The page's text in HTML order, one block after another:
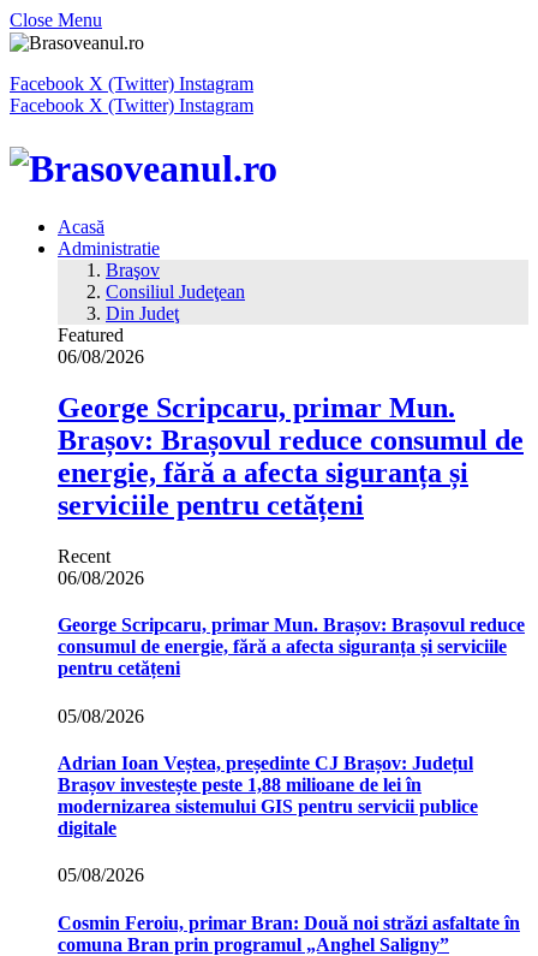
Close Menu
Facebook X (Twitter) Instagram
Facebook X (Twitter) Instagram
Acasă
Administratie
Braşov
Consiliul Judeţean
Din Judeţ
Featured
06/08/2026
George Scripcaru, primar Mun.
Brașov: Brașovul reduce consumul de
energie, fără a afecta siguranța și
serviciile pentru cetățeni
Recent
06/08/2026
George Scripcaru, primar Mun. Brașov: Brașovul reduce
consumul de energie, fără a afecta siguranța și serviciile
pentru cetățeni
05/08/2026
Adrian Ioan Veștea, președinte CJ Brașov: Județul
Brașov investește peste 1,88 milioane de lei în
modernizarea sistemului GIS pentru servicii publice
digitale
05/08/2026
Cosmin Feroiu, primar Bran: Două noi străzi asfaltate în
comuna Bran prin programul „Anghel Saligny”